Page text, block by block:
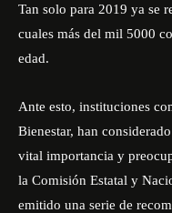
Tan solo para 2019 ya se
cuales más del mil 5000
edad.
Ante esto, instituciones
Bienestar, han
vital importancia y
la Comisión Estatal y
emitido una serie de